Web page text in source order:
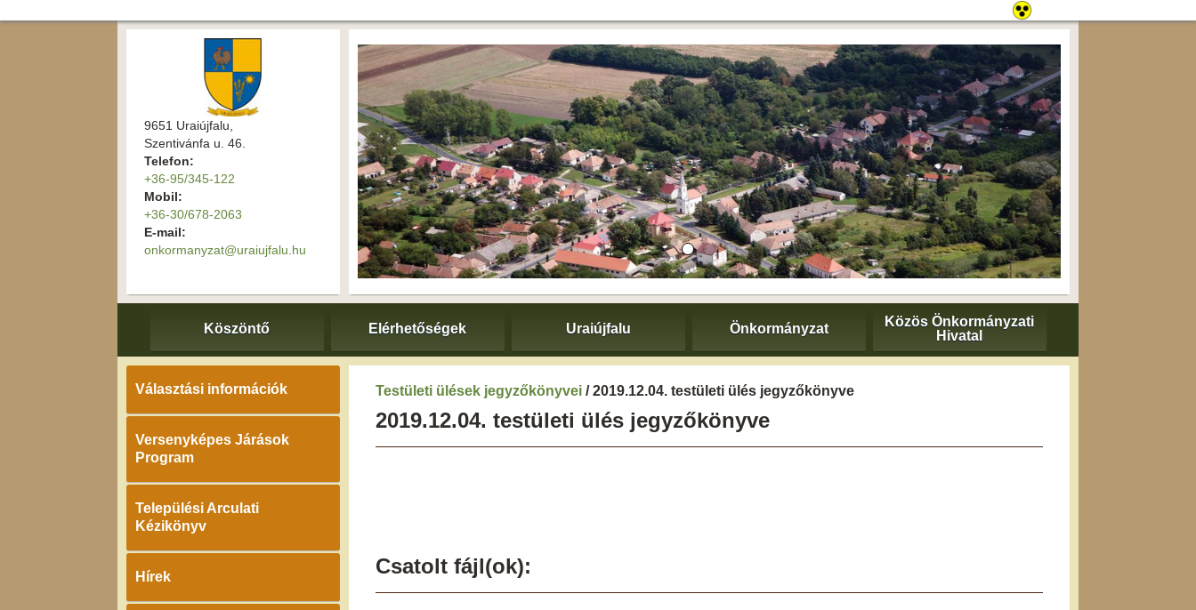
9651 Uraiújfalu,
Szentivánfa u. 46.
Telefon:
+36-95/345-122
Mobil:
+36-30/678-2063
E-mail:
onkormanyzat@uraiujfalu.hu
Köszöntő Elérhetőségek Uraiújfalu Önkormányzat
Közös Önkormányzati
Hivatal
Választási információk
Versenyképes Járások
Program
Települési Arculati
Kézikönyv
Hírek
Testületi ülések jegyzőkönyvei / 2019.12.04. testületi ülés jegyzőkönyve
2019.12.04. testületi ülés jegyzőkönyve
Csatolt fájl(ok):